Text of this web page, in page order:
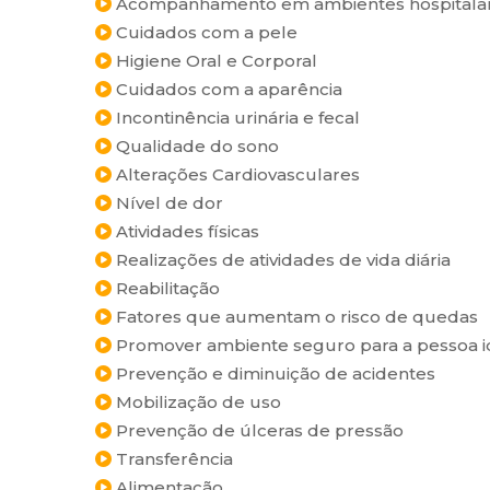
Cuidados com a pele
Higiene Oral e Corporal
Cuidados com a aparência
Incontinência urinária e fecal
Qualidade do sono
Alterações Cardiovasculares
Nível de dor
Atividades físicas
Realizações de atividades de vida diária
Reabilitação
Fatores que aumentam o risco de quedas
Promover ambiente seguro para a pessoa
Prevenção e diminuição de acidentes
Mobilização de uso
Prevenção de úlceras de pressão
Transferência